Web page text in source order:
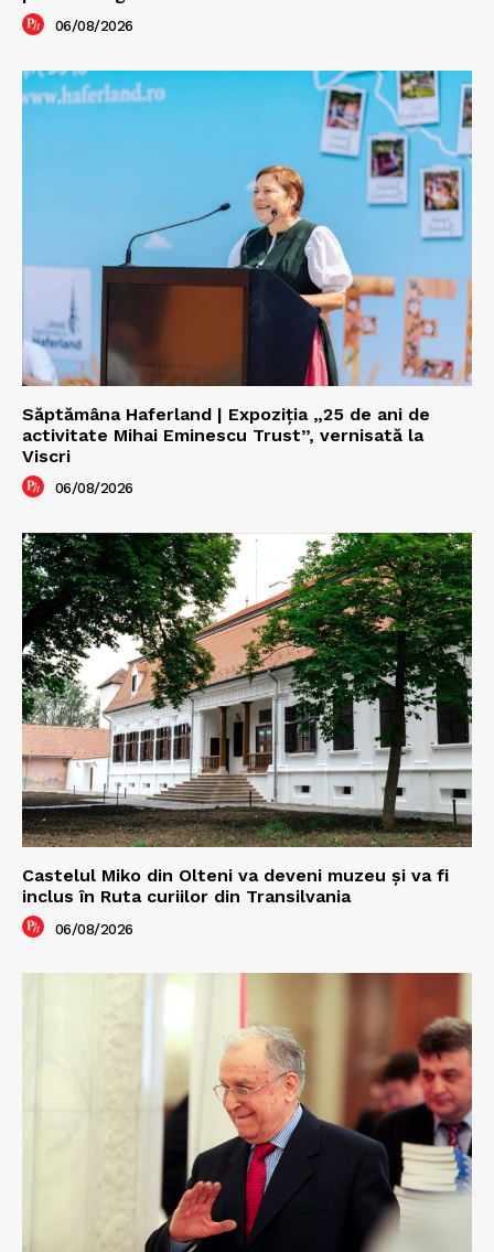
06/08/2026
Săptămâna Haferland | Expoziţia „25 de ani de
activitate Mihai Eminescu Trust”, vernisată la
Viscri
06/08/2026
Castelul Miko din Olteni va deveni muzeu şi va fi
inclus în Ruta curiilor din Transilvania
06/08/2026